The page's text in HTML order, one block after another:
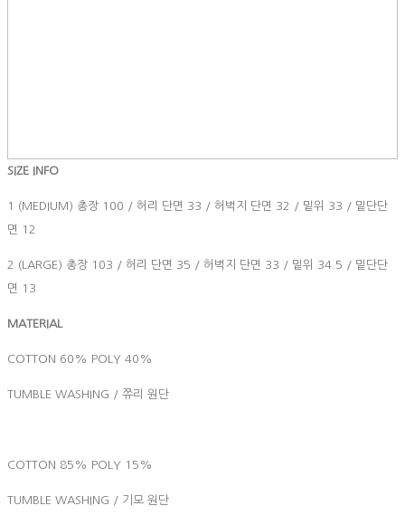
SIZE INFO
1 (MEDIUM) 총장 100 / 허리 단면 33 / 허벅지 단면 32 / 밑위 33 / 밑단단
면 12
2 (LARGE) 총장 103 / 허리 단면 35 / 허벅지 단면 33 / 밑위 34.5 / 밑단단
면 13
MATERIAL
COTTON 60% POLY 40%
TUMBLE WASHING / 쮸리 원단
COTTON 85% POLY 15%
TUMBLE WASHING / 기모 원단